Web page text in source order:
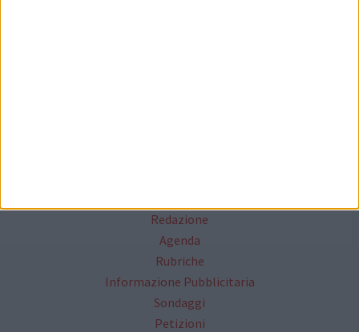
Redazione
Agenda
Rubriche
Informazione Pubblicitaria
Sondaggi
Petizioni